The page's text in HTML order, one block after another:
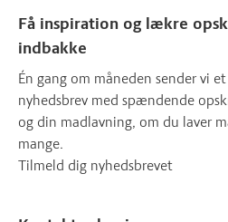
Få inspiration og lækre
indbakke
Én gang om måneden sender vi
nyhedsbrev med spændende
og din madlavning, om du laver
mange.
Tilmeld dig nyhedsbrevet